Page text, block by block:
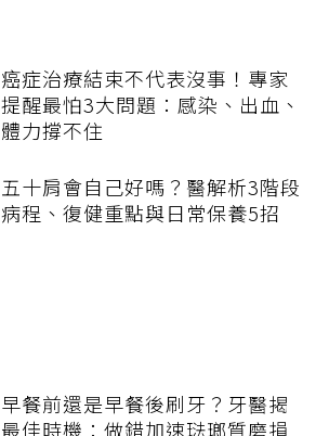
癌症治療結束不代表沒事！專家
提醒最怕3大問題：感染、出血、
體力撐不住
五十肩會自己好嗎？醫解析3階段
病程、復健重點與日常保養5招
早餐前還是早餐後刷牙？牙醫揭
最佳時機：做錯加速琺瑯質磨損